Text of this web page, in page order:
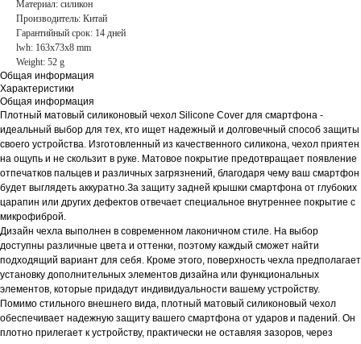
Материал: силикон
Производитель: Китай
Гарантийный срок: 14 дней
lwh: 163x73x8 mm
Weight: 52 g
Общая информация
Характеристики
Общая информация
Плотный матовый силиконовый чехол Silicone Cover для смартфона -
идеальный выбор для тех, кто ищет надежный и долговечный способ защиты
своего устройства. Изготовленный из качественного силикона, чехол приятен
на ощупь и не скользит в руке. Матовое покрытие предотвращает появление
отпечатков пальцев и различных загрязнений, благодаря чему ваш смартфон
будет выглядеть аккуратно.За защиту задней крышки смартфона от глубоких
царапин или других дефектов отвечает специальное внутреннее покрытие с
микрофиброй.
Дизайн чехла выполнен в современном лаконичном стиле. На выбор
доступны различные цвета и оттенки, поэтому каждый сможет найти
подходящий вариант для себя. Кроме этого, поверхность чехла предполагает
установку дополнительных элементов дизайна или функциональных
элементов, которые придадут индивидуальности вашему устройству.
Помимо стильного внешнего вида, плотный матовый силиконовый чехол
обеспечивает надежную защиту вашего смартфона от ударов и падений. Он
плотно прилегает к устройству, практически не оставляя зазоров, через